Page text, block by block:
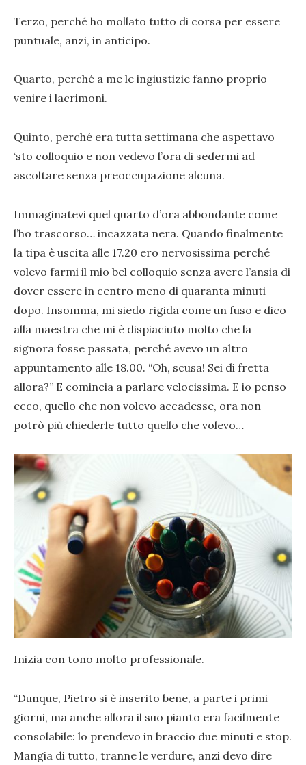
Terzo, perché ho mollato tutto di corsa per essere
puntuale, anzi, in anticipo.
Quarto, perché a me le ingiustizie fanno proprio
venire i lacrimoni.
Quinto, perché era tutta settimana che aspettavo
‘sto colloquio e non vedevo l’ora di sedermi ad
ascoltare senza preoccupazione alcuna.
Immaginatevi quel quarto d’ora abbondante come
l’ho trascorso… incazzata nera. Quando finalmente
la tipa è uscita alle 17.20 ero nervosissima perché
volevo farmi il mio bel colloquio senza avere l’ansia di
dover essere in centro meno di quaranta minuti
dopo. Insomma, mi siedo rigida come un fuso e dico
alla maestra che mi è dispiaciuto molto che la
signora fosse passata, perché avevo un altro
appuntamento alle 18.00. “Oh, scusa! Sei di fretta
allora?” E comincia a parlare velocissima. E io penso
ecco, quello che non volevo accadesse, ora non
potrò più chiederle tutto quello che volevo…
Inizia con tono molto professionale.
“Dunque, Pietro si è inserito bene, a parte i primi
giorni, ma anche allora il suo pianto era facilmente
consolabile: lo prendevo in braccio due minuti e stop.
Mangia di tutto, tranne le verdure, anzi devo dire